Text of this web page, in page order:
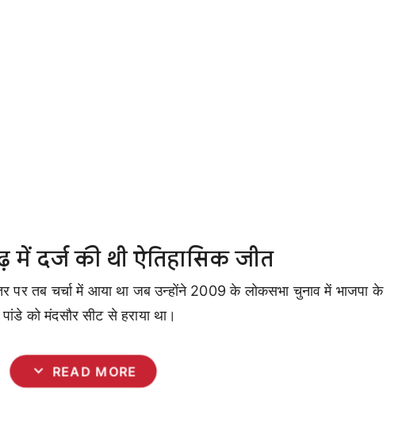
दर्ज की थी ऐतिहासिक जीत
स्तर पर तब चर्चा में आया था जब उन्होंने 2009 के लोकसभा चुनाव में भाजपा के
को मंदसौर सीट से हराया था।
expand_more READ MORE